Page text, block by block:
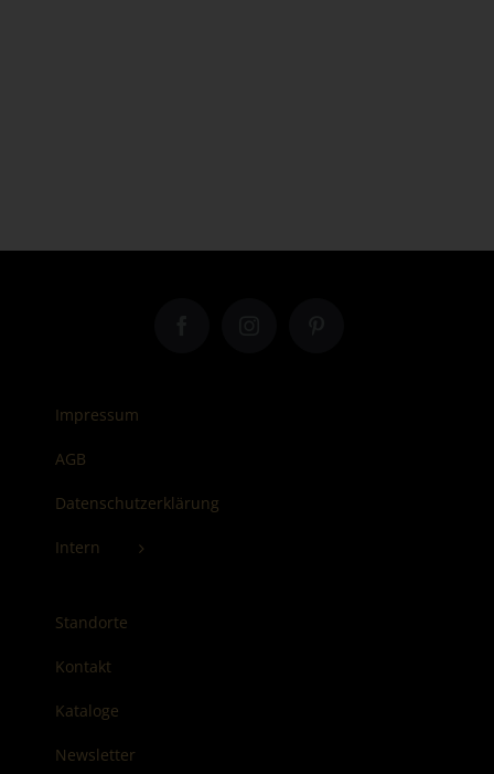
Impressum
AGB
Datenschutzerklärung
Intern
Standorte
Kontakt
Kataloge
Newsletter